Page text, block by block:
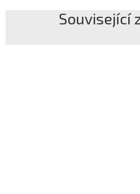
Související